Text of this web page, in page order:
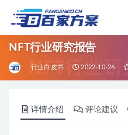
NFT行业研究报告
行业白皮书 2022-10-26
详情介绍 评论建议